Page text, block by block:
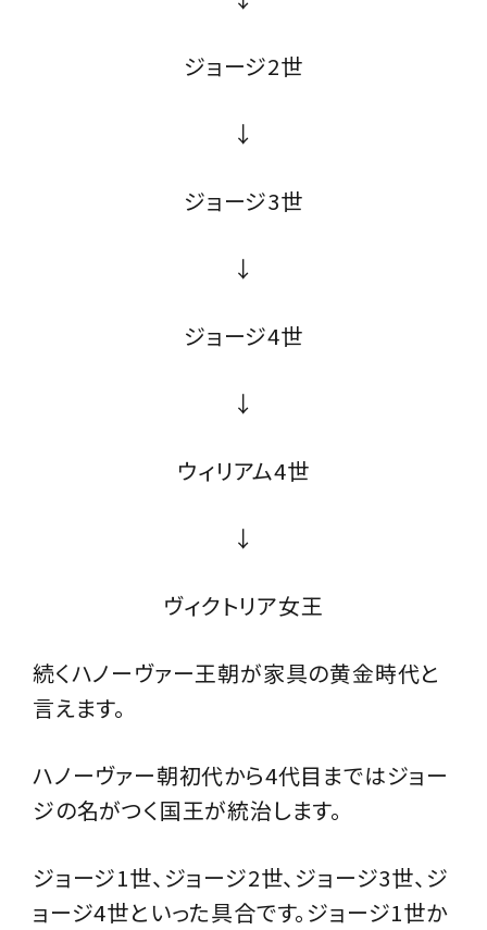
ジョージ2世
↓
ジョージ3世
↓
ジョージ4世
↓
ウィリアム4世
↓
ヴィクトリア女王
続くハノーヴァー王朝が家具の黄金時代と
言えます。
ハノーヴァー朝初代から4代目まではジョー
ジの名がつく国王が統治します。
ジョージ1世、ジョージ2世、ジョージ3世、ジ
ョージ4世といった具合です。ジョージ1世か